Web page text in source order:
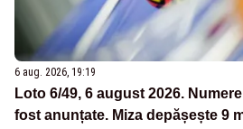
6 aug. 2026, 19:19
Loto 6/49, 6 august 2026.
fost anunțate. Miza depășește 9